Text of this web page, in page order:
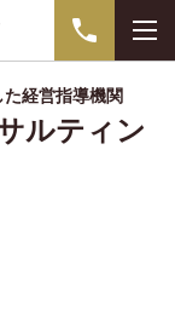
経営指導機関
ルティン